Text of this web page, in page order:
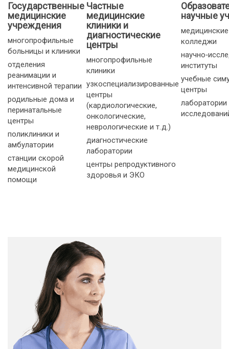
Государственные
медицинские
учреждения
многопрофильные
больницы и клиники
отделения
реанимации и
интенсивной терапии
родильные дома и
перинатальные
центры
поликлиники и
амбулатории
станции скорой
медицинской
помощи
Частные
медицинские
клиники и
диагностические
центры
многопрофильные
клиники
узкоспециализированные
центры
(кардиологические,
онкологические,
неврологические и т. д.)
диагностические
лаборатории
центры репродуктивного
здоровья и ЭКО
научные
колледжи
институты
учебные
центры
лаборатории